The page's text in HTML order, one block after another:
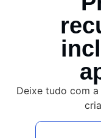
Deixe tudo com